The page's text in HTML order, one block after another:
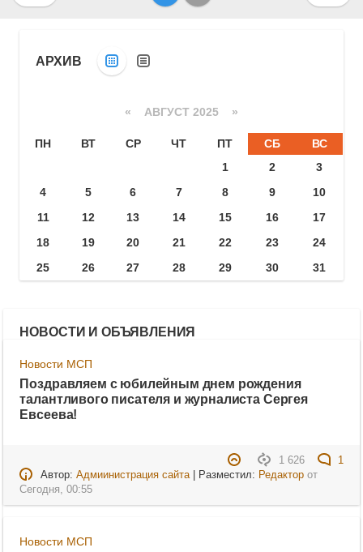
АРХИВ
« АВГУСТ 2025 »
ПН ВТ СР ЧТ ПТ СБ
ВС
1
2
3
4
5 6 7 8 9
10
11
12 13 14 15 16
17
18
19 20 21 22 23
24
25
26 27 28 29 30 31
НОВОСТИ И ОБЪЯВЛЕНИЯ
Новости МСП
Поздравляем с юбилейным днем рождения
талантливого писателя и журналиста Сергея
Евсеева!
1 626
1
Автор: Адмиинистрация сайта| Разместил: Редакторот
Сегодня, 00:55
Новости МСП